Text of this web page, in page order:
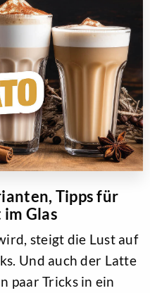
Tipps für
Glas
steigt die Lust auf
Und auch der Latte
paar Tricks in ein